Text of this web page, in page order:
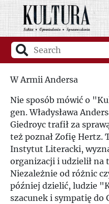
W Armii Andersa
Nie sposób mówić o
gen. Władysława
Giedroyc trafił za
też poznał Zofię Hertz.
Instytut Literacki,
organizacji i udzielił na
Niezależnie od różnic
później dzielić, ludzie
szacunek i sympatię do